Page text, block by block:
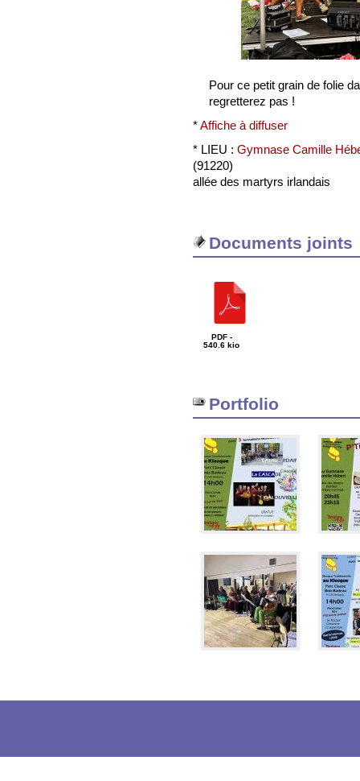
Pour ce petit grain de folie
regretterez pas !
*Affiche à diffuser
* LIEU : Gymnase Camille
(91220)
allée des martyrs irlandais
Documents joints
PDF -
540.6 kio
Portfolio